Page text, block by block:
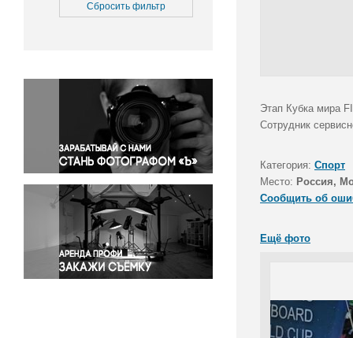
Медицина
Окружающая среда
Политика
Правосудие
Происшествия и конфликты
Религия
Светская жизнь
Спорт
Экология
Экономика и бизнес
Сбросить фильтр
Этап Кубка мира
Сотрудник
Категория: Спорт
Место: Россия,
Сообщить об
Ещё фото